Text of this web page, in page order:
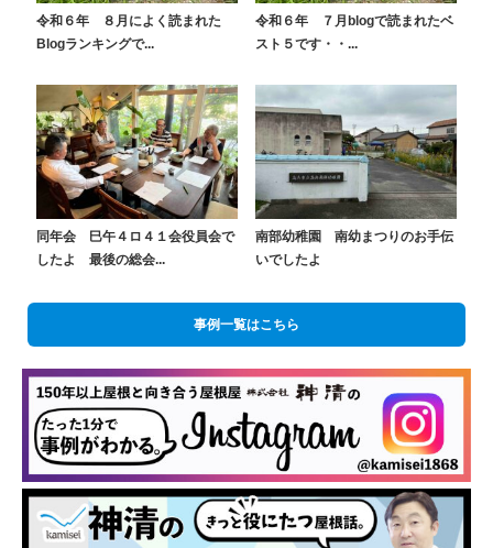
令和６年 ８月によく読まれた
Blogランキングで...
令和６年 ７月blogで読まれたベ
スト５です・・...
同年会 巳午４ロ４１会役員会で
したよ 最後の総会...
南部幼稚園 南幼まつりのお手伝
いでしたよ
事例一覧はこちら